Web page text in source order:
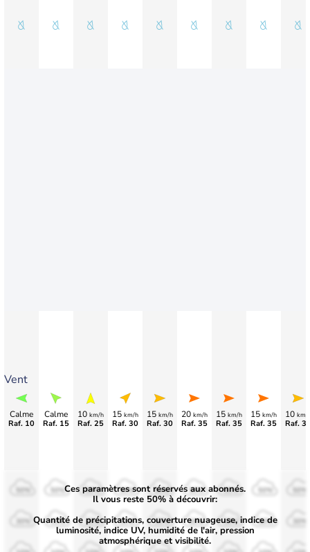
Vent
Calme
Raf. 10
Calme
Raf. 15
10 km/h
Raf. 25
15 km/h
Raf. 30
15 km/h
Raf. 30
20 km/h
Raf. 35
15 km/h
Raf. 35
15 km/h
Raf. 35
10 km/
Raf.
50%
30%
50%
30%
50%
30%
50%
30%
50%
30%
50%
30%
50%
30%
Ces paramètres sont réservés aux abonnés.
Il vous reste 50% à découvrir:
Quantité de précipitations, couverture nuageuse, indice de
luminosité, indice UV, humidité de l'air, pression
atmosphérique et visibilité.